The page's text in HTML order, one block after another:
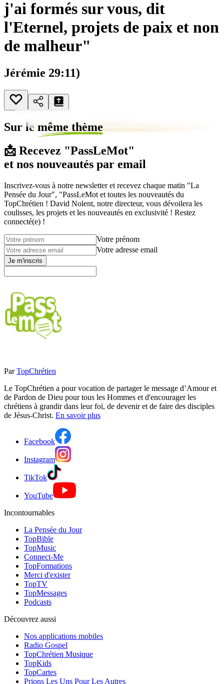
j'ai formés sur vous, dit
l'Eternel, projets de paix et non
de malheur"
Jérémie 29:11)
Sur le même thème
📩 Recevez "PassLeMot"
et nos nouveautés par email
Inscrivez-vous à notre newsletter et recevez chaque matin "La
Pensée du Jour", "PassLeMot et toutes les nouveautés du
TopChrétien ! David Nolent, notre directeur, vous dévoilera les
coulisses, les projets et les nouveautés en exclusivité ! Restez
connecté(e) !
Votre prénom
Votre adresse email
Je m'inscris
Par TopChrétien
Le TopChrétien a pour vocation de partager le message d’Amour et
de Pardon de Dieu pour tous les Hommes et d'encourager les
chrétiens à grandir dans leur foi, de devenir et de faire des disciples
de Jésus-Christ. En savoir plus
Facebook
Instagram
TikTok
YouTube
Incontournables
La Pensée du Jour
TopBible
TopMusic
Connect-Me
TopFormations
Merci d'exister
TopTV
TopMessages
Podcasts
Découvrez aussi
Nos applications mobiles
Radio Gospel
TopChrétien Musique
TopKids
TopCartes
Prions Les Uns Pour Les Autres